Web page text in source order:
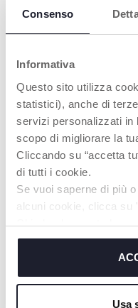
Consenso
Informativa
Questo sito utilizza
statistici), anche di
servizi personalizzati in
scopo di migliorare la
Cliccando su “accetta
di tutti i cookie.
Se vuoi saperne di più
alcuni cookie, clicca su
Chiudendo questo
cookie tecnici,
Usa
BALANÇOIRE À
PARTIR DE 15
MOIS
Base stable et
oscillante avec
repose-pieds.
EN